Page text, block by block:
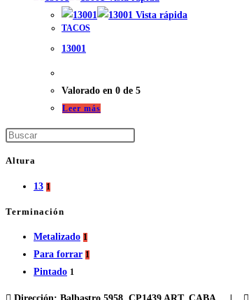
Vista rápida
TACOS
13001
Valorado en 0 de 5
Leer más
Altura
13 1
Terminación
Metalizado 1
Para forrar 1
Pintado 1